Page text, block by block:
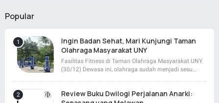
Popular
Ingin Badan Sehat, Mari Kunjungi Taman
Olahraga Masyarakat UNY
Fasilitas Fitness di Taman Olahraga Masyarakat UNY.
(30/12) Dewasa ini, olahraga sudah menjadi sesu…
Review Buku Dwilogi Perjalanan Anarki: